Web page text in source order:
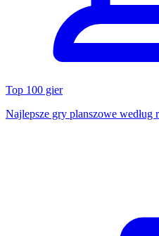
Top 100 gier
Najlepsze gry planszowe według